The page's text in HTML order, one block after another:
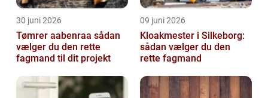
30 juni 2026
Tømrer aabenraa sådan
vælger du den rette
fagmand til dit projekt
09 juni 2026
Kloakmester i Silkeborg:
sådan vælger du den
rette fagmand